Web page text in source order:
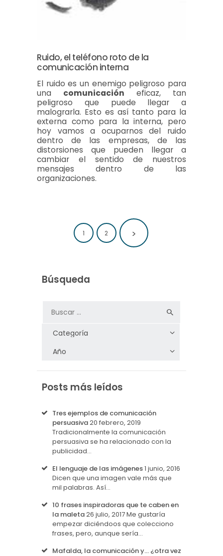
Ruido, el teléfono roto de la
comunicación interna
El ruido es un enemigo peligroso para
una comunicación eficaz, tan
peligroso que puede llegar a
malograrla. Esto es así tanto para la
externa como para la interna, pero
hoy vamos a ocuparnos del ruido
dentro de las empresas, de las
distorsiones que pueden llegar a
cambiar el sentido de nuestros
mensajes dentro de las
organizaciones.
Paginación de
entradas
PAGE
1 PAGE
2 >
Búsqueda
Posts más leídos
Tres ejemplos de comunicación
persuasiva20 febrero, 2019
Tradicionalmente la comunicación
persuasiva se ha relacionado con la
publicidad…
El lenguaje de las imágenes1 junio, 2016
Dicen que una imagen vale más que
mil palabras. Así…
10 frases inspiradoras que te caben en
la maleta26 julio, 2017Me gustaría
empezar diciéndoos que colecciono
frases, pero, aunque sería…
Mafalda, la comunicación y… ¿otra vez